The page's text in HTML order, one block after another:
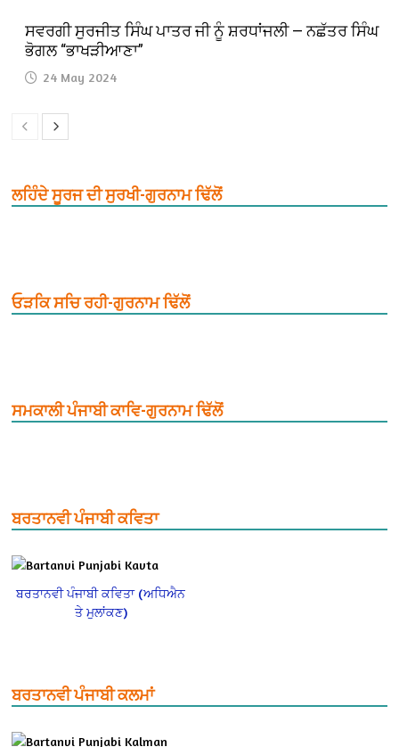
ਸਵਰਗੀ ਸੁਰਜੀਤ ਸਿੰਘ ਪਾਤਰ ਜੀ ਨੂੰ ਸ਼ਰਧਾਂਜਲੀ — ਨਛੱਤਰ ਸਿੰਘ
ਭੋਗਲ “ਭਾਖੜੀਆਣਾ”
24 May 2024
ਲਹਿੰਦੇ ਸੂਰਜ ਦੀ ਸੁਰਖੀ-ਗੁਰਨਾਮ ਢਿੱਲੋਂ
ਓੜਕਿ ਸਚਿ ਰਹੀ-ਗੁਰਨਾਮ ਢਿੱਲੋਂ
ਸਮਕਾਲੀ ਪੰਜਾਬੀ ਕਾਵਿ-ਗੁਰਨਾਮ ਢਿੱਲੋਂ
ਬਰਤਾਨਵੀ ਪੰਜਾਬੀ ਕਵਿਤਾ
ਬਰਤਾਨਵੀ ਪੰਜਾਬੀ ਕਵਿਤਾ (ਅਧਿਐਨ
ਤੇ ਮੁਲਾਂਕਣ)
ਬਰਤਾਨਵੀ ਪੰਜਾਬੀ ਕਲਮਾਂ